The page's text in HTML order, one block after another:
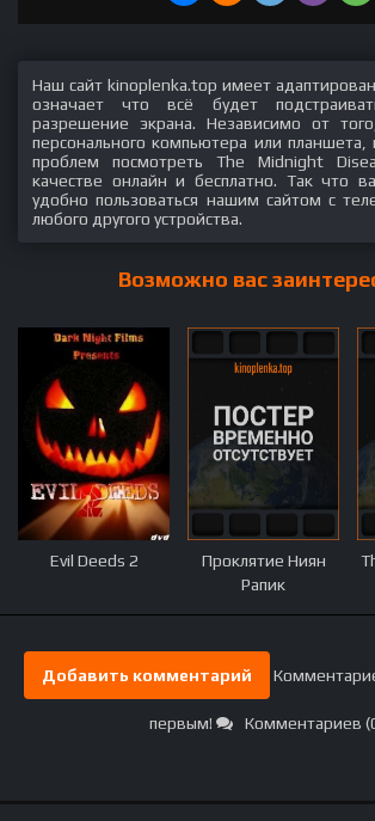
Наш сайт kinoplenka.top имеет
означает что всё будет
разрешение экрана. Независимо от
персонального компьютера или
проблем посмотреть The Midnight
качестве онлайн и бесплатно. Так что
удобно пользоваться нашим сайтом с
любого другого устройства.
Возможно вас
Evil Deeds 2
Проклятие Ниян
Рапик
Добавить комментарий
первым! Комментариев